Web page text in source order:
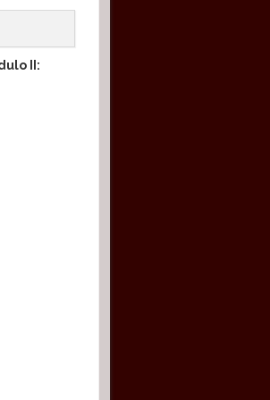
II: